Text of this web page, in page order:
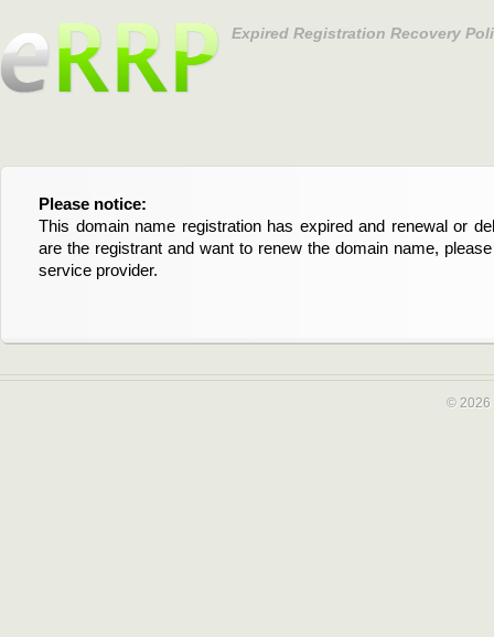
Expired Registration Recovery
Please notice:
This domain name registration has expired and renewal or
are the registrant and want to renew the domain name,
service provider.
Bitte beachten Sie:
Diese Domainregistrierung ist abgelaufen und die
Domain stehen an. Wenn Sie der Registrant sind und
verlängern möchten, kontaktieren Sie bitte Ihren Service-
© 2026